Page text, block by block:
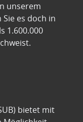
unserem
es doch in
1.600.000
bietet mit